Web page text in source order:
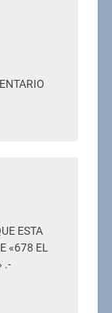
ESTA
«678 EL
.-